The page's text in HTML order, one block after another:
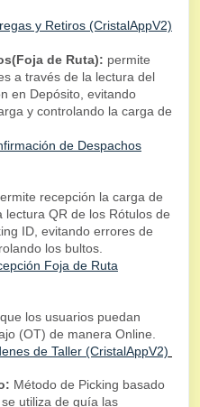
y Retiros (CristalAppV2)
de Ruta): permite
a través de la lectura del
en Depósito, evitando
y controlando la carga de
de Despachos
recepción la carga de
QR de los Rótulos de
ID, evitando errores de
los bultos.
Foja de Ruta
los usuarios puedan
(OT) de manera Online.
de Taller (CristalAppV2)
Método de Picking basado
utiliza de guía las